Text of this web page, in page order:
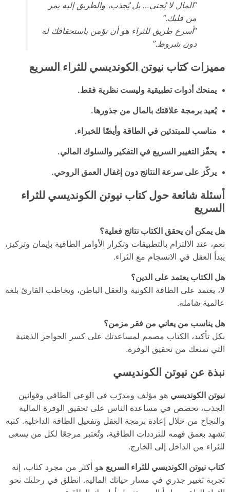
“المال لا يُجنى… بل يُجذب، والطريق إليه يمر
من قلبك.”
“أسرع طريق للثراء هو أن تؤمن باستحقاقك له
دون شروط.”
مميزات كتاب نيوتن الكونديسي للثراء السريع
يمنحك أدوات تطبيقية وليست نظرية فقط.
يُعيد برمجة علاقتك بالمال من جذورها.
مناسب للمبتدئين في الطاقة وأيضًا للخبراء.
يحفّز التغيير السريع في التفكير والسلوك المالي.
يركّز على سرعة النتائج دون إغفال العمق الروحي.
أسئلة شائعة حول كتاب نيوتن الكونديسي للثراء
السريع
هل يمكن أن يحقق الكتاب نتائج فعلية؟
نعم، عند الالتزام بالتطبيقات وتكرار الأوامر الطاقية بإيمان وتركيز،
يبدأ العقل في الانسجام مع الثراء.
هل الكتاب يعتمد على الدين؟
لا، يعتمد على الطاقة الكونية والعقل الباطن، ويخاطب القارئ بلغة
عالمية شاملة.
هل يناسب من يعاني من فقر مزمن؟
بكل تأكيد، الكتاب مصمم لمساعدتك على كسر الحواجز الذهنية
التي تمنعك من تحقيق الوفرة.
نبذة عن نيوتن الكونديسي
نيوتن الكونديسي هو مؤلف ومدرّب في الوعي الطاقي وقوانين
الجذب، تخصص في مساعدة الناس على تحقيق الوفرة المالية
والنجاح من خلال إعادة برمجة العقل وتفعيل الطاقة الداخلية. كتبه
تشهد بعمق فهمه للترددات الطاقية، وتُعتبر مرجعًا لكل من يسعى
للثراء من الداخل إلى الخارج.
كتاب نيوتن الكونديسي للثراء السريع هو أكثر من مجرد كتاب، إنه
تجربة تغيير جذري في مسار حياتك المالية. انطلق في رحلتك نحو